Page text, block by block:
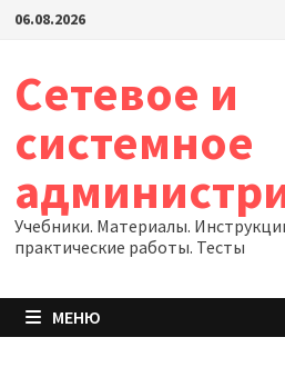
Перейти
06.08.2026
Сетевое и
системное
Учебники. Материалы.
практические работы. Тесты
МЕНЮ